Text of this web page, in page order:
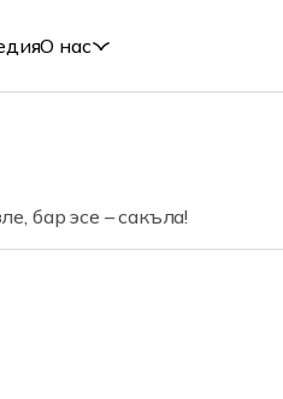
О нас
бар эсе – сакъла!